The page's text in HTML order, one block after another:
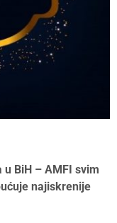
BiH – AMFI svim
najiskrenije